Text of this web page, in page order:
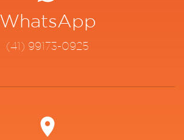
WhatsApp
(41) 99173-0925